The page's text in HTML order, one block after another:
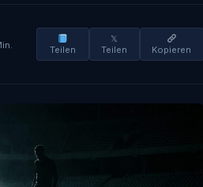
Teilen
𝕏
Teilen
Kopieren